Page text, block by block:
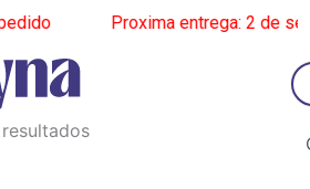
______ Proxima entrega: 2 de
de
Ordenado